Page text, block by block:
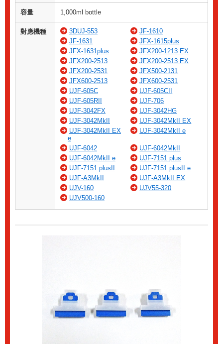
容量 1,000ml bottle
對應機種 3DUJ-553
JF-1610
JF-1631
JFX-1615plus
JFX-1631plus
JFX200-1213 EX
JFX200-2513
JFX200-2513 EX
JFX200-2531
JFX500-2131
JFX600-2513
JFX600-2531
UJF-605C
UJF-605CII
UJF-605RII
UJF-706
UJF-3042FX
UJF-3042HG
UJF-3042MkII
UJF-3042MkII EX
UJF-3042MkII EX
e
UJF-3042MkII e
UJF-6042
UJF-6042MkII
UJF-6042MkII e
UJF-7151 plus
UJF-7151 plusII
UJF-7151 plusII e
UJF-A3MkII
UJF-A3MkII EX
UJV-160
UJV55-320
UJV500-160